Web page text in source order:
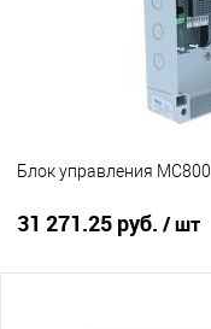
Блок управления MC800
31 271.25 руб. / шт